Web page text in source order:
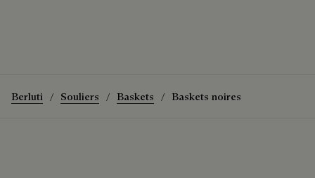
Berluti Souliers Baskets Baskets noires